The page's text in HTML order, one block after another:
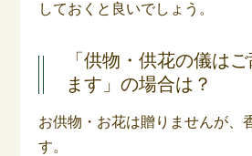
しておくと良いでしょう。
「供物・供花の儀は
ます」の場合は？
お供物・お花は贈りませんが、
す。